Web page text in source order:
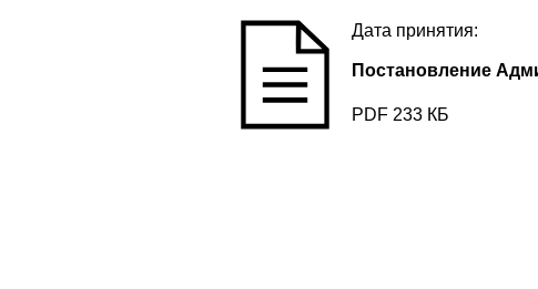
Дата принятия:
Постановление
PDF 233 КБ